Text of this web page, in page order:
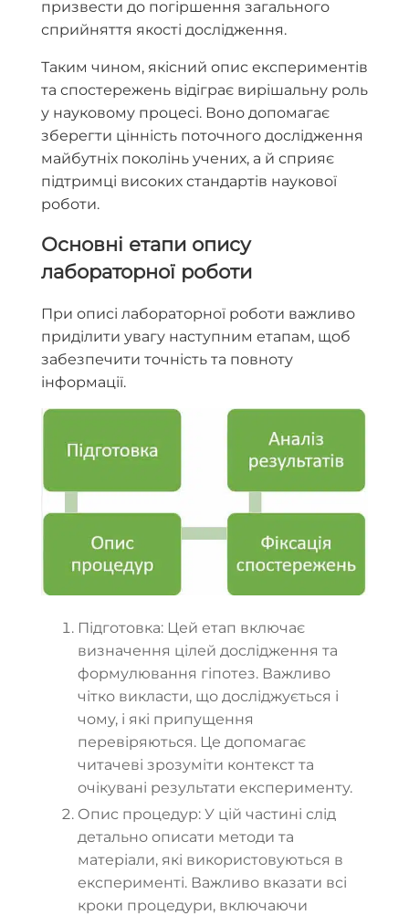
призвести до погіршення загального
сприйняття якості дослідження.
Таким чином, якісний опис експериментів
та спостережень відіграє вирішальну роль
у науковому процесі. Воно допомагає
зберегти цінність поточного дослідження
майбутніх поколінь учених, а й сприяє
підтримці високих стандартів наукової
роботи.
Основні етапи опису
лабораторної роботи
При описі лабораторної роботи важливо
приділити увагу наступним етапам, щоб
забезпечити точність та повноту
інформації.
Підготовка: Цей етап включає
визначення цілей дослідження та
формулювання гіпотез. Важливо
чітко викласти, що досліджується і
чому, і які припущення
перевіряються. Це допомагає
читачеві зрозуміти контекст та
очікувані результати експерименту.
Опис процедур: У цій частині слід
детально описати методи та
матеріали, які використовуються в
експерименті. Важливо вказати всі
кроки процедури, включаючи